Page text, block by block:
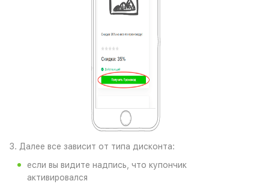
3. Далее все зависит от типа дисконта:
если вы видите надпись, что купончик
активировался